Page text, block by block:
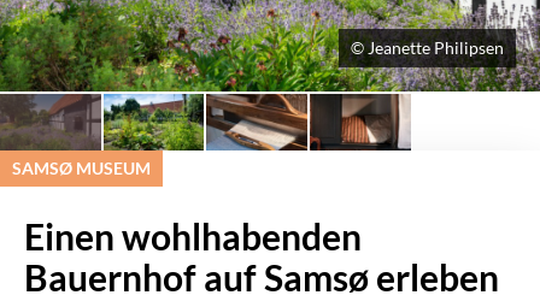
© Jeanette Philipsen
SAMSØ MUSEUM
Einen wohlhabenden
Bauernhof auf Samsø erleben